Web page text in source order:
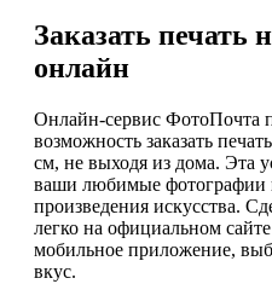
Заказать печать
онлайн
Онлайн-сервис ФотоПочта
возможность заказать
см, не выходя из дома. Эта
ваши любимые фотографии
произведения искусства.
легко на официальном
мобильное приложение,
вкус.